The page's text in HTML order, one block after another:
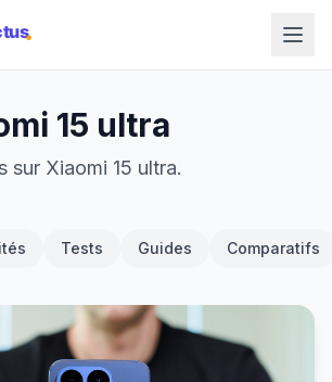
15 ultra
sur Xiaomi 15 ultra.
Tests Guides Comparatifs